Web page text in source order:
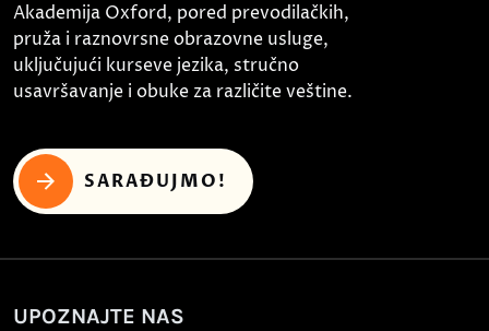
Akademija Oxford, pored prevodilačkih,
pruža i raznovrsne obrazovne usluge,
uključujući kurseve jezika, stručno
usavršavanje i obuke za različite veštine.
SARAĐUJMO!
UPOZNAJTE NAS